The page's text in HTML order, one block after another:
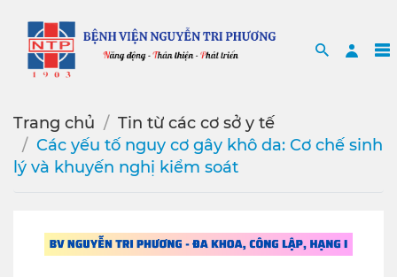
Search
Trang chủ
Tin từ các cơ sở y tế
Các yếu tố nguy cơ gây khô da: Cơ chế sinh
lý và khuyến nghị kiểm soát